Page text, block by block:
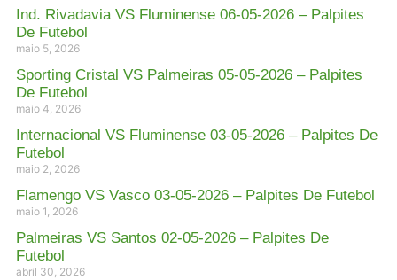
Ind. Rivadavia VS Fluminense 06-05-2026 – Palpites
De Futebol
maio 5, 2026
Sporting Cristal VS Palmeiras 05-05-2026 – Palpites
De Futebol
maio 4, 2026
Internacional VS Fluminense 03-05-2026 – Palpites De
Futebol
maio 2, 2026
Flamengo VS Vasco 03-05-2026 – Palpites De Futebol
maio 1, 2026
Palmeiras VS Santos 02-05-2026 – Palpites De
Futebol
abril 30, 2026